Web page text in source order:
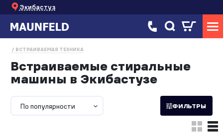
Экибастуз
ВСТРАИВАЕМАЯ ТЕХНИКА
Встраиваемые стиральные
машины в Экибастузе
По популярности ФИЛЬТРЫ